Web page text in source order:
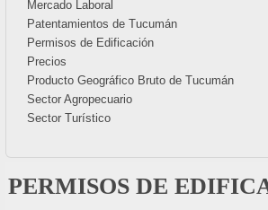
Mercado Laboral
Patentamientos de Tucumán
Permisos de Edificación
Precios
Producto Geográfico Bruto de Tucumán
Sector Agropecuario
Sector Turístico
PERMISOS DE